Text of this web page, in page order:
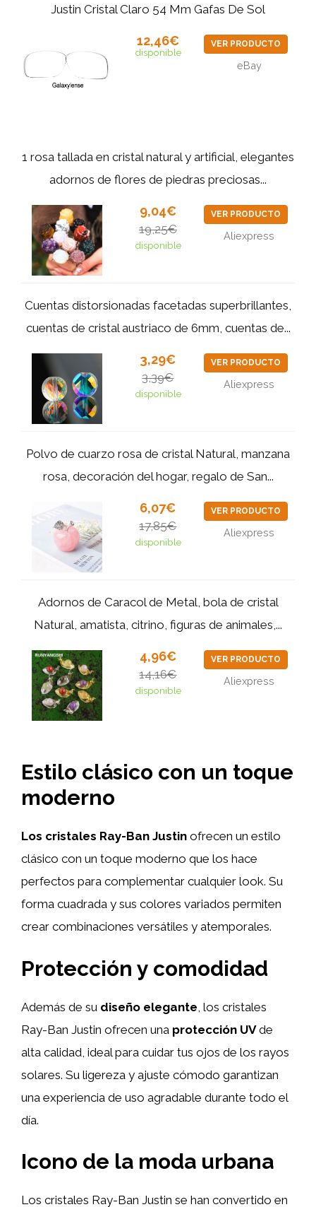
Justin Cristal Claro 54 Mm Gafas De Sol
12,46€
disponible
VER PRODUCTO
eBay
1 rosa tallada en cristal natural y artificial, elegantes
adornos de flores de piedras preciosas...
9,04€
19,25€
disponible
VER PRODUCTO
Aliexpress
Cuentas distorsionadas facetadas superbrillantes,
cuentas de cristal austriaco de 6mm, cuentas de...
3,29€
3,39€
disponible
VER PRODUCTO
Aliexpress
Polvo de cuarzo rosa de cristal Natural, manzana
rosa, decoración del hogar, regalo de San...
6,07€
17,85€
disponible
VER PRODUCTO
Aliexpress
Adornos de Caracol de Metal, bola de cristal
Natural, amatista, citrino, figuras de animales,...
4,96€
14,16€
disponible
VER PRODUCTO
Aliexpress
Estilo clásico con un toque
moderno
Los cristales Ray-Ban Justin ofrecen un estilo
clásico con un toque moderno que los hace
perfectos para complementar cualquier look. Su
forma cuadrada y sus colores variados permiten
crear combinaciones versátiles y atemporales.
Protección y comodidad
Además de su diseño elegante , los cristales
Ray-Ban Justin ofrecen una protección UVde
alta calidad, ideal para cuidar tus ojos de los rayos
solares. Su ligereza y ajuste cómodo garantizan
una experiencia de uso agradable durante todo el
día.
Icono de la moda urbana
Los cristales Ray-Ban Justin se han convertido en